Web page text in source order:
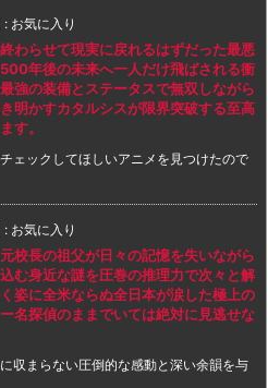
: お気に入り
わらせて現実に戻れるはずだった最悪
年後の未来へ一人だけ飛ばされる衝
強の装備とステータスで無双しながら
明かすカタルシスが限界突破する至高
す。
ェックしてほしいアニメを見つけたので
: お気に入り
校長の祖父が日々の記憶を失いながら
む身近な謎を圧巻の推理力で次々と解
姿に全米ならぬ全日本が涙した極上の
名探偵のままでいては絶対に見逃せな
収まらない圧倒的な感動と深い余韻を与